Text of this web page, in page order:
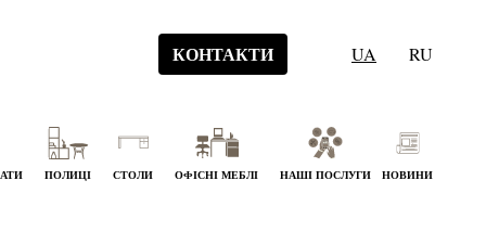
КОНТАКТИ UA RU
ПОЛИЦІ СТОЛИ ОФІСНІ МЕБЛІ НАШІ ПОСЛУГИ НОВИНИ